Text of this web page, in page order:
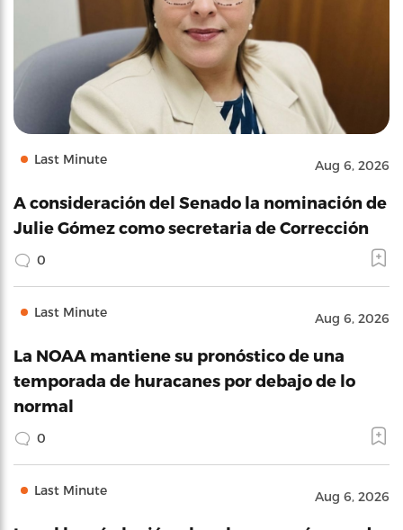
Last Minute Aug 6, 2026
A consideración del Senado la nominación de
Julie Gómez como secretaria de Corrección
0
Last Minute Aug 6, 2026
La NOAA mantiene su pronóstico de una
temporada de huracanes por debajo de lo
normal
0
Last Minute Aug 6, 2026